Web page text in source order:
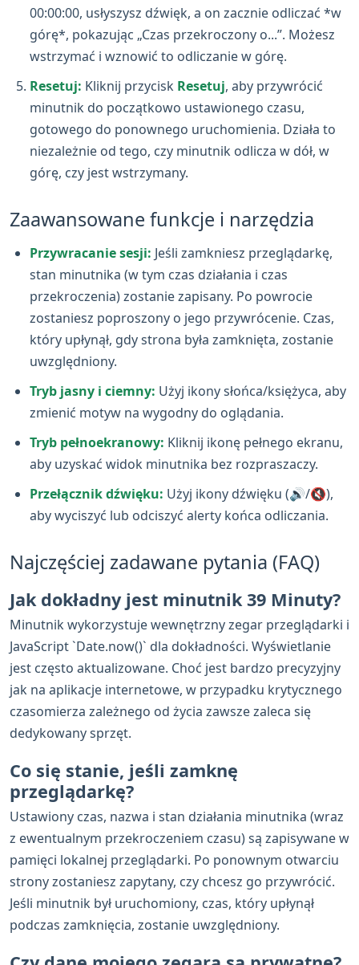
00:00:00, usłyszysz dźwięk, a on zacznie odliczać *w
górę*, pokazując „Czas przekroczony o...”. Możesz
wstrzymać i wznowić to odliczanie w górę.
Resetuj: Kliknij przycisk Resetuj, aby przywrócić
minutnik do początkowo ustawionego czasu,
gotowego do ponownego uruchomienia. Działa to
niezależnie od tego, czy minutnik odlicza w dół, w
górę, czy jest wstrzymany.
Zaawansowane funkcje i narzędzia
Przywracanie sesji: Jeśli zamkniesz przeglądarkę,
stan minutnika (w tym czas działania i czas
przekroczenia) zostanie zapisany. Po powrocie
zostaniesz poproszony o jego przywrócenie. Czas,
który upłynął, gdy strona była zamknięta, zostanie
uwzględniony.
Tryb jasny i ciemny: Użyj ikony słońca/księżyca, aby
zmienić motyw na wygodny do oglądania.
Tryb pełnoekranowy: Kliknij ikonę pełnego ekranu,
aby uzyskać widok minutnika bez rozpraszaczy.
Przełącznik dźwięku: Użyj ikony dźwięku (🔊/🔇),
aby wyciszyć lub odciszyć alerty końca odliczania.
Najczęściej zadawane pytania (FAQ)
Jak dokładny jest minutnik 39 Minuty?
Minutnik wykorzystuje wewnętrzny zegar przeglądarki i
JavaScript `Date.now()` dla dokładności. Wyświetlanie
jest często aktualizowane. Choć jest bardzo precyzyjny
jak na aplikacje internetowe, w przypadku krytycznego
czasomierza zależnego od życia zawsze zaleca się
dedykowany sprzęt.
Co się stanie, jeśli zamknę
przeglądarkę?
Ustawiony czas, nazwa i stan działania minutnika (wraz
z ewentualnym przekroczeniem czasu) są zapisywane w
pamięci lokalnej przeglądarki. Po ponownym otwarciu
strony zostaniesz zapytany, czy chcesz go przywrócić.
Jeśli minutnik był uruchomiony, czas, który upłynął
podczas zamknięcia, zostanie uwzględniony.